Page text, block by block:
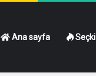
Ana sayfa Seçki